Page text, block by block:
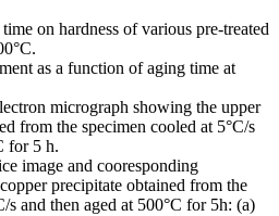
on hardness of various pre-treated
as a function of aging time at
micrograph showing the upper
from the specimen cooled at 5°C/s
for 5 h.
image and cooresponding
precipitate obtained from the
s and then aged at 500°C for 5h: (a)